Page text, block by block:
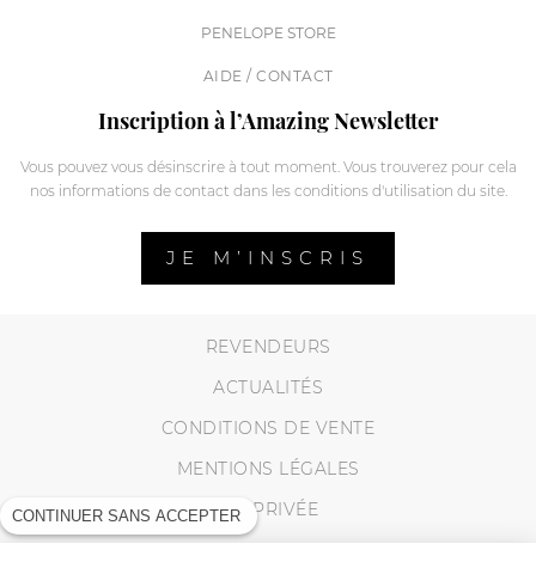
PENELOPE STORE
AIDE / CONTACT
Inscription à l’Amazing Newsletter
Vous pouvez vous désinscrire à tout moment. Vous trouverez pour cela
nos informations de contact dans les conditions d'utilisation du site.
JE M’INSCRIS
REVENDEURS
ACTUALITÉS
CONDITIONS DE VENTE
MENTIONS LÉGALES
VIE PRIVÉE
CONTINUER SANS ACCEPTER